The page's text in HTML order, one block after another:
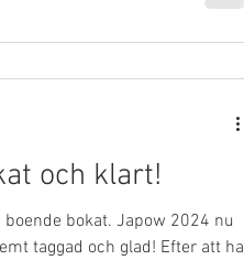
och klart!
bokat. Japow 2024 nu
taggad och glad! Efter att ha